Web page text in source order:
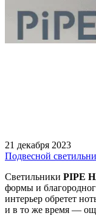
21 декабря 2023
Подвесной
Светильники PIPE
формы и
интерьер обретет
и в то же время —